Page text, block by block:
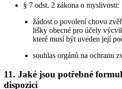
§ 7 odst. 2 zákona o myslivosti:
žádost o povolení chovu
lišky obecné pro účely
které musí být uveden její
souhlas orgánů na ochranu
11. Jaké jsou potřebné
dispozici